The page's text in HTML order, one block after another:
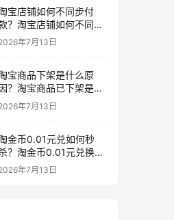
宝店铺如何不同步付
？淘宝店铺如何不同步
鱼年7月13日
宝商品下架是什么原
？淘宝商品已下架是什
么意思一般下架是为什么
年7月13日
金币0.01元兑如何秒
？淘金币0.01元兑换在
如何兑换
年7月13日